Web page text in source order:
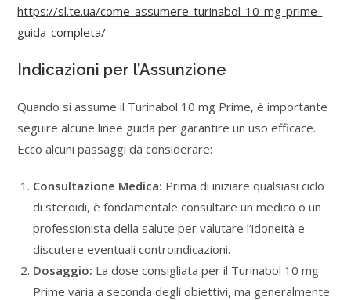
https://sl.te.ua/come-assumere-turinabol-10-mg-prime-
guida-completa/
Indicazioni per l’Assunzione
Quando si assume il Turinabol 10 mg Prime, è importante
seguire alcune linee guida per garantire un uso efficace.
Ecco alcuni passaggi da considerare:
Consultazione Medica: Prima di iniziare qualsiasi ciclo
di steroidi, è fondamentale consultare un medico o un
professionista della salute per valutare l’idoneità e
discutere eventuali controindicazioni.
Dosaggio: La dose consigliata per il Turinabol 10 mg
Prime varia a seconda degli obiettivi, ma generalmente